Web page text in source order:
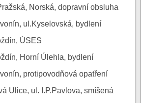
Norská, dopravní obsluha
ul.Kyselovská, bydlení
ÚSES
Horní Úlehla, bydlení
protipovodňová opatření
Ulice, ul. I.P.Pavlova, smíšená